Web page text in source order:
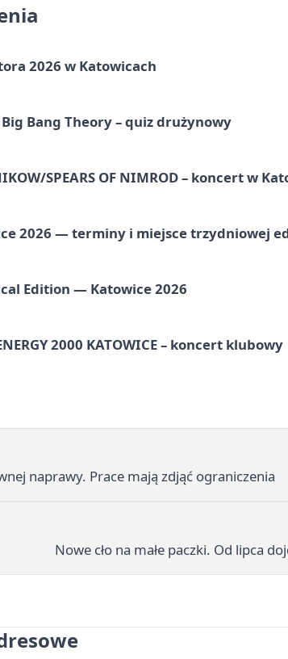
2026 w Katowicach
Bang Theory – quiz drużynowy
SPEARS OF NIMROD – koncert w
2026 — terminy i miejsce trzydniowej
Edition — Katowice 2026
2000 KATOWICE – koncert klubowy
naprawy. Prace mają zdjąć ograniczenia
Nowe cło na małe paczki. Od lipca